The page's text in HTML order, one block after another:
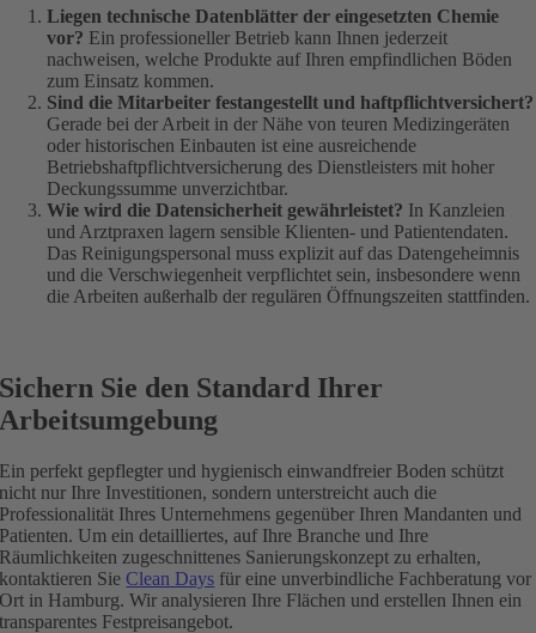
Liegen technische Datenblätter der eingesetzten Chemie
vor? Ein professioneller Betrieb kann Ihnen jederzeit
nachweisen, welche Produkte auf Ihren empfindlichen Böden
zum Einsatz kommen.
Sind die Mitarbeiter festangestellt und haftpflichtversichert?
Gerade bei der Arbeit in der Nähe von teuren Medizingeräten
oder historischen Einbauten ist eine ausreichende
Betriebshaftpflichtversicherung des Dienstleisters mit hoher
Deckungssumme unverzichtbar.
Wie wird die Datensicherheit gewährleistet? In Kanzleien
und Arztpraxen lagern sensible Klienten- und Patientendaten.
Das Reinigungspersonal muss explizit auf das Datengeheimnis
und die Verschwiegenheit verpflichtet sein, insbesondere wenn
die Arbeiten außerhalb der regulären Öffnungszeiten stattfinden.
Sichern Sie den Standard Ihrer
Arbeitsumgebung
Ein perfekt gepflegter und hygienisch einwandfreier Boden schützt
nicht nur Ihre Investitionen, sondern unterstreicht auch die
Professionalität Ihres Unternehmens gegenüber Ihren Mandanten und
Patienten. Um ein detailliertes, auf Ihre Branche und Ihre
Räumlichkeiten zugeschnittenes Sanierungskonzept zu erhalten,
kontaktieren SieClean Days für eine unverbindliche Fachberatung vor
Ort in Hamburg. Wir analysieren Ihre Flächen und erstellen Ihnen ein
transparentes Festpreisangebot.